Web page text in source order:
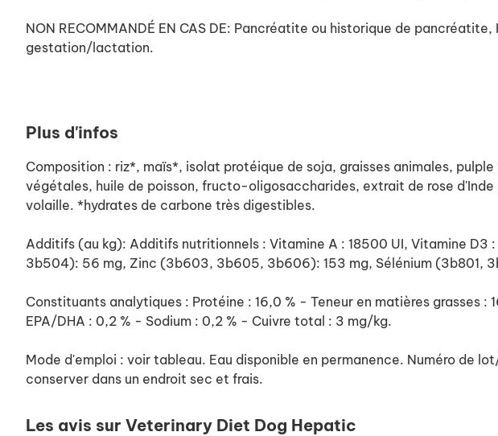
NON RECOMMANDÉ EN CAS DE: Pancréatite ou historique de
gestation/lactation.
Plus d'infos
Composition : riz*, maïs*, isolat protéique de soja, graisses animales,
végétales, huile de poisson, fructo-oligosaccharides, extrait de rose
volaille. *hydrates de carbone très digestibles.
Additifs (au kg): Additifs nutritionnels : Vitamine A : 18500 UI, Vitamine
3b504): 56 mg, Zinc (3b603, 3b605, 3b606): 153 mg, Sélénium (3b801,
Constituants analytiques : Protéine : 16,0 % - Teneur en matières grasses
EPA/DHA : 0,2 % - Sodium : 0,2 % - Cuivre total : 3 mg/kg.
Mode d'emploi : voir tableau. Eau disponible en permanence. Numéro de
conserver dans un endroit sec et frais.
Les avis sur Veterinary Diet Dog Hepatic